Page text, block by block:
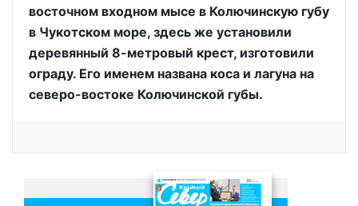
восточном входном мысе в Колючинскую губу
в Чукотском море, здесь же установили
деревянный 8-метровый крест, изготовили
ограду. Его именем названа коса и лагуна на
северо-востоке Колючинской губы.